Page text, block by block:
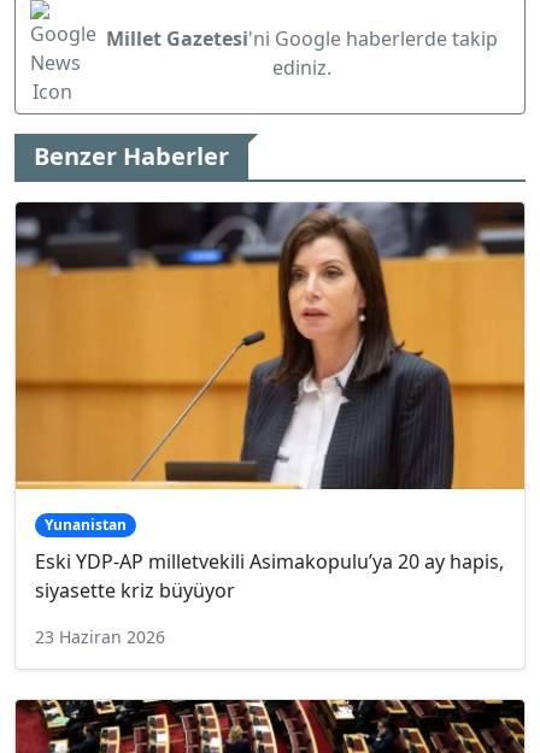
Millet Gazetesi'ni Google haberlerde takip
ediniz.
Benzer Haberler
Yunanistan
Eski YDP-AP milletvekili Asimakopulu’ya 20 ay hapis,
siyasette kriz büyüyor
23 Haziran 2026